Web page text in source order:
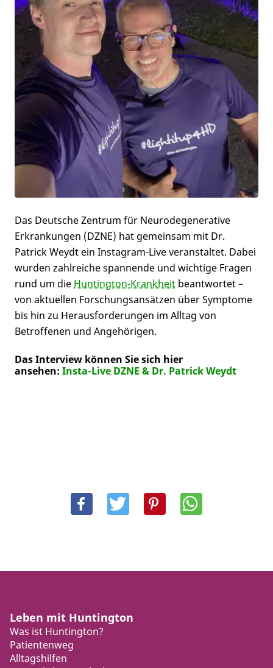
Das Deutsche Zentrum für Neurodegenerative
Erkrankungen (DZNE) hat gemeinsam mit Dr.
Patrick Weydt ein Instagram-Live veranstaltet. Dabei
wurden zahlreiche spannende und wichtige Fragen
rund um die Huntington-Krankheit beantwortet –
von aktuellen Forschungsansätzen über Symptome
bis hin zu Herausforderungen im Alltag von
Betroffenen und Angehörigen.
Das Interview können Sie sich hier
ansehen: Insta-Live DZNE & Dr. Patrick Weydt
Leben mit Huntington
Was ist Huntington?
Patientenweg
Alltagshilfen